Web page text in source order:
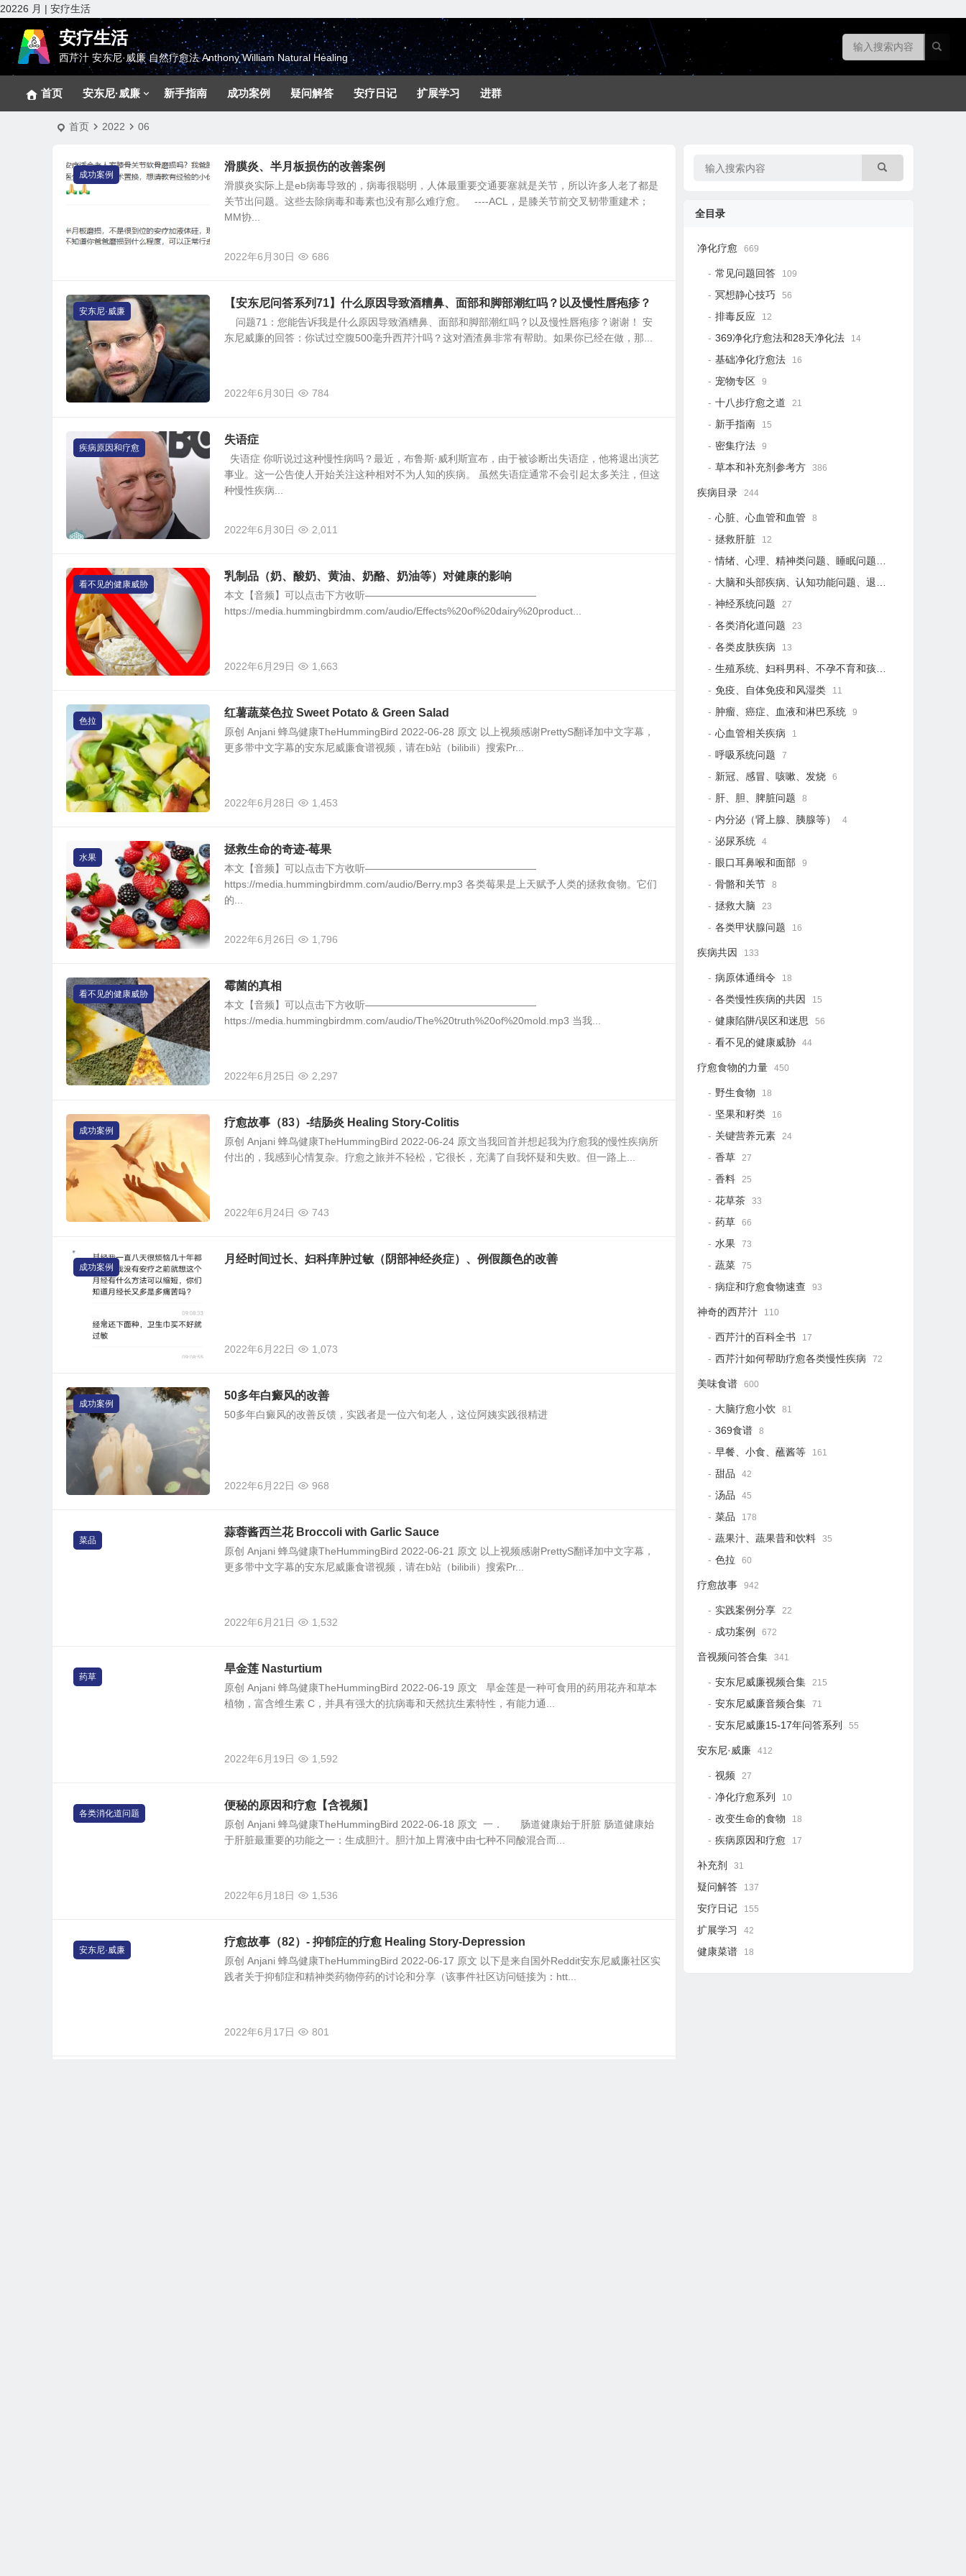
20226 月 | 安疗生活
安疗生活
西芹汁 安东尼·威廉 自然疗愈法 Anthony William Natural Healing
首页 安东尼·威廉 新手指南 成功案例 疑问解答 安疗日记 扩展学习 进群
首页 2022 06
成功案例
滑膜炎、半月板损伤的改善案例
滑膜炎实际上是eb病毒导致的，病毒很聪明，人体最重要交通要塞就是关节，所以许多人老了都是
关节出问题。这些去除病毒和毒素也没有那么难疗愈。 ----ACL，是膝关节前交叉韧带重建术；
MM协...
2022年6月30日 686
安东尼·威廉
【安东尼问答系列71】什么原因导致酒糟鼻、面部和脚部潮红吗？以及慢性唇疱疹？
问题71：您能告诉我是什么原因导致酒糟鼻、面部和脚部潮红吗？以及慢性唇疱疹？谢谢！ 安
东尼威廉的回答：你试过空腹500毫升西芹汁吗？这对酒渣鼻非常有帮助。如果你已经在做，那...
2022年6月30日 784
疾病原因和疗愈
失语症
失语症 你听说过这种慢性病吗？最近，布鲁斯·威利斯宣布，由于被诊断出失语症，他将退出演艺
事业。这一公告使人开始关注这种相对不为人知的疾病。 虽然失语症通常不会引起太多关注，但这
种慢性疾病...
2022年6月30日 2,011
看不见的健康威胁
乳制品（奶、酸奶、黄油、奶酪、奶油等）对健康的影响
本文【音频】可以点击下方收听—————————————————
https://media.hummingbirdmm.com/audio/Effects%20of%20dairy%20product...
2022年6月29日 1,663
色拉
红薯蔬菜色拉 Sweet Potato & Green Salad
原创 Anjani 蜂鸟健康TheHummingBird 2022-06-28 原文 以上视频感谢PrettyS翻译加中文字幕，
更多带中文字幕的安东尼威廉食谱视频，请在b站（bilibili）搜索Pr...
2022年6月28日 1,453
水果
拯救生命的奇迹-莓果
本文【音频】可以点击下方收听—————————————————
https://media.hummingbirdmm.com/audio/Berry.mp3 各类莓果是上天赋予人类的拯救食物。它们
的...
2022年6月26日 1,796
看不见的健康威胁
霉菌的真相
本文【音频】可以点击下方收听—————————————————
https://media.hummingbirdmm.com/audio/The%20truth%20of%20mold.mp3 当我...
2022年6月25日 2,297
成功案例
疗愈故事（83）-结肠炎 Healing Story-Colitis
原创 Anjani 蜂鸟健康TheHummingBird 2022-06-24 原文当我回首并想起我为疗愈我的慢性疾病所
付出的，我感到心情复杂。疗愈之旅并不轻松，它很长，充满了自我怀疑和失败。但一路上...
2022年6月24日 743
成功案例
月经时间过长、妇科痒肿过敏（阴部神经炎症）、例假颜色的改善
2022年6月22日 1,073
成功案例
50多年白癜风的改善
50多年白癜风的改善反馈，实践者是一位六旬老人，这位阿姨实践很精进
2022年6月22日 968
菜品
蒜蓉酱西兰花 Broccoli with Garlic Sauce
原创 Anjani 蜂鸟健康TheHummingBird 2022-06-21 原文 以上视频感谢PrettyS翻译加中文字幕，
更多带中文字幕的安东尼威廉食谱视频，请在b站（bilibili）搜索Pr...
2022年6月21日 1,532
药草
旱金莲 Nasturtium
原创 Anjani 蜂鸟健康TheHummingBird 2022-06-19 原文 旱金莲是一种可食用的药用花卉和草本
植物，富含维生素 C，并具有强大的抗病毒和天然抗生素特性，有能力通...
2022年6月19日 1,592
各类消化道问题
便秘的原因和疗愈【含视频】
原创 Anjani 蜂鸟健康TheHummingBird 2022-06-18 原文 一． 肠道健康始于肝脏 肠道健康始
于肝脏最重要的功能之一：生成胆汁。胆汁加上胃液中由七种不同酸混合而...
2022年6月18日 1,536
安东尼·威廉
疗愈故事（82）- 抑郁症的疗愈 Healing Story-Depression
原创 Anjani 蜂鸟健康TheHummingBird 2022-06-17 原文 以下是来自国外Reddit安东尼威廉社区实
践者关于抑郁症和精神类药物停药的讨论和分享（该事件社区访问链接为：htt...
2022年6月17日 801
全目录
净化疗愈 669
常见问题回答 109
冥想静心技巧 56
排毒反应 12
369净化疗愈法和28天净化法 14
基础净化疗愈法 16
宠物专区 9
十八步疗愈之道 21
新手指南 15
密集疗法 9
草本和补充剂参考方 386
疾病目录 244
心脏、心血管和血管 8
拯救肝脏 12
情绪、心理、精神类问题、睡眠问题 18
大脑和头部疾病、认知功能问题、退行性疾病
神经系统问题 27
各类消化道问题 23
各类皮肤疾病 13
生殖系统、妇科男科、不孕不育和孩子健康
免疫、自体免疫和风湿类 11
肿瘤、癌症、血液和淋巴系统 9
心血管相关疾病 1
呼吸系统问题 7
新冠、感冒、咳嗽、发烧 6
肝、胆、脾脏问题 8
内分泌（肾上腺、胰腺等） 4
泌尿系统 4
眼口耳鼻喉和面部 9
骨骼和关节 8
拯救大脑 23
各类甲状腺问题 16
疾病共因 133
病原体通缉令 18
各类慢性疾病的共因 15
健康陷阱/误区和迷思 56
看不见的健康威胁 44
疗愈食物的力量 450
野生食物 18
坚果和籽类 16
关键营养元素 24
香草 27
香料 25
花草茶 33
药草 66
水果 73
蔬菜 75
病症和疗愈食物速查 93
神奇的西芹汁 110
西芹汁的百科全书 17
西芹汁如何帮助疗愈各类慢性疾病 72
美味食谱 600
大脑疗愈小饮 81
369食谱 8
早餐、小食、蘸酱等 161
甜品 42
汤品 45
菜品 178
蔬果汁、蔬果昔和饮料 35
色拉 60
疗愈故事 942
实践案例分享 22
成功案例 672
音视频问答合集 341
安东尼威廉视频合集 215
安东尼威廉音频合集 71
安东尼威廉15-17年问答系列 55
安东尼·威廉 412
视频 27
净化疗愈系列 10
改变生命的食物 18
疾病原因和疗愈 17
补充剂 31
疑问解答 137
安疗日记 155
扩展学习 42
健康菜谱 18